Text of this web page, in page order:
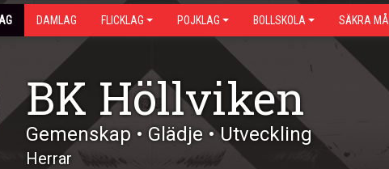
DAMLAG FLICKLAG POJKLAG BOLLSKOLA SÄKRA MÅL
BK Höllviken
Gemenskap • Glädje • Utveckling
Herrar